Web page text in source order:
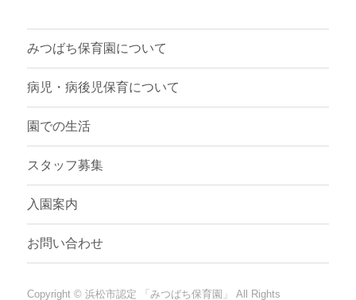
象:
みつばち保育園について
病児・病後児保育について
園での生活
スタッフ募集
入園案内
お問い合わせ
Copyright ©浜松市認定 「みつばち保育園」All Rights